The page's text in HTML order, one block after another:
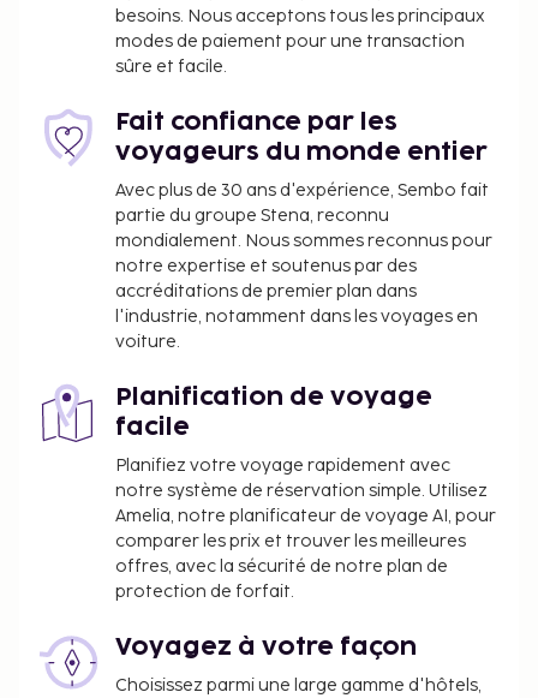
anglais gratuit est servi tous les jours de 07 h 30 à
besoins. Nous acceptons tous les principaux
modes de paiement pour une transaction
sûre et facile.
Fait confiance par les
voyageurs du monde entier
Avec plus de 30 ans d'expérience, Sembo fait
partie du groupe Stena, reconnu
mondialement. Nous sommes reconnus pour
notre expertise et soutenus par des
accréditations de premier plan dans
l'industrie, notamment dans les voyages en
voiture.
Planification de voyage
facile
Planifiez votre voyage rapidement avec
notre système de réservation simple. Utilisez
Amelia, notre planificateur de voyage AI, pour
comparer les prix et trouver les meilleures
offres, avec la sécurité de notre plan de
protection de forfait.
Voyagez à votre façon
Choisissez parmi une large gamme d'hôtels,